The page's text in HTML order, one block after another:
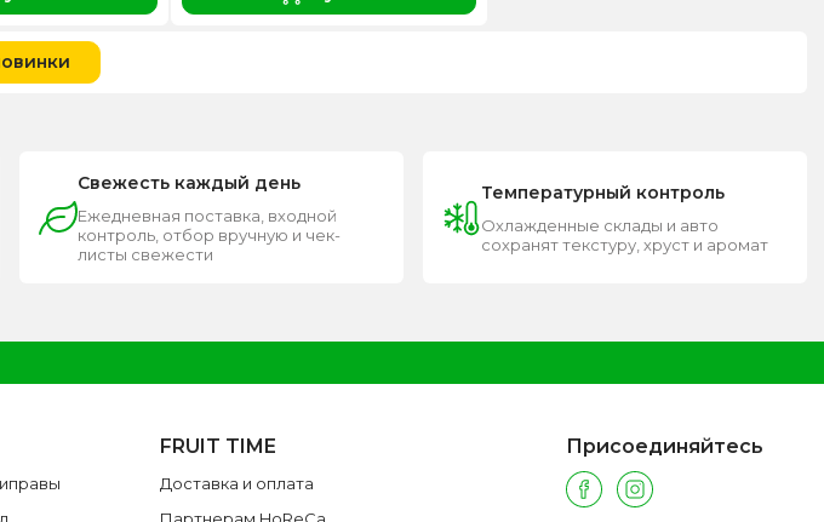
Свежесть каждый день
Ежедневная поставка, входной
контроль, отбор вручную и чек-
листы свежести
Температурный контроль
Охлажденные склады и авто
сохранят текстуру, хруст и аромат
FRUIT TIME
Доставка и оплата
Присоединяйтесь